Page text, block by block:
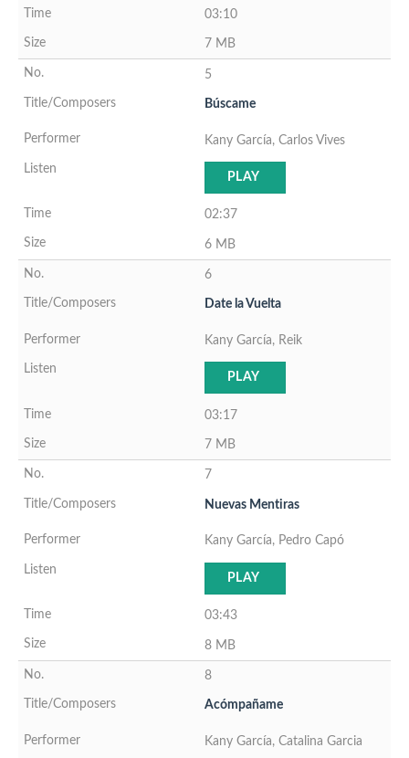
03:10
7 MB
5
Búscame
Kany García, Carlos Vives
PLAY
02:37
6 MB
6
Date la Vuelta
Kany García, Reik
PLAY
03:17
7 MB
7
Nuevas Mentiras
Kany García, Pedro Capó
PLAY
03:43
8 MB
8
Acómpañame
Kany García, Catalina Garcia